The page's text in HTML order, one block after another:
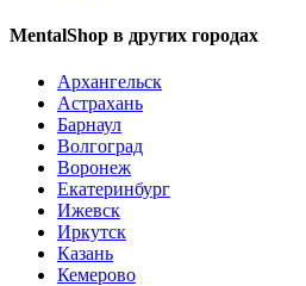
MentalShop в других городах
Архангельск
Астрахань
Барнаул
Волгоград
Воронеж
Екатеринбург
Ижевск
Иркутск
Казань
Кемерово